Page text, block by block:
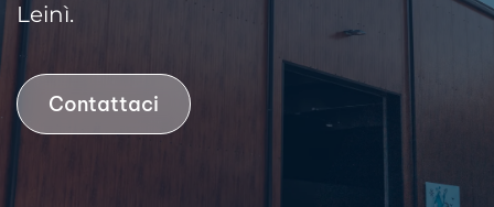
Leinì.
Contattaci